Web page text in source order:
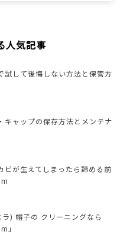
人気記事
試して後悔しない方法と保管方
キャップの保存方法とメンテナ
ビが生えてしまったら諦める前
) 帽子の クリーニングなら
」